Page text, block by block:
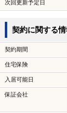
次回更新予定日
契約に関する情
契約期間
住宅保険
入居可能日
保証会社